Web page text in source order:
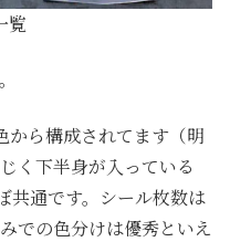
覧
から構成されてます（明
く下半身が入っている
共通です。シール枚数は
での色分けは優秀といえ